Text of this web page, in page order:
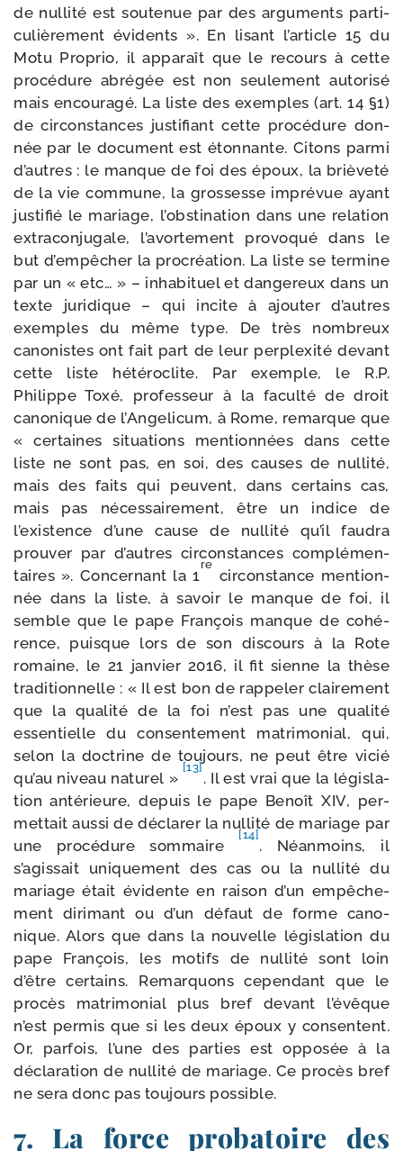
de nul­li­té est sou­te­nue par des argu­ments par­ti­
cu­liè­re­ment évi­dents ». En lisant l’ar­ticle 15 du
Motu Proprio, il appa­raît que le recours à cette
pro­cé­dure abré­gée est non seule­ment auto­ri­sé
mais encou­ra­gé. La liste des exemples (art. 14 §1)
de cir­cons­tances jus­ti­fiant cette pro­cé­dure don­
née par le docu­ment est éton­nante. Citons par­mi
d’autres : le manque de foi des époux, la briè­ve­té
de la vie com­mune, la gros­sesse impré­vue ayant
jus­ti­fié le mariage, l’obs­ti­na­tion dans une rela­tion
extracon­ju­gale, l’a­vor­te­ment pro­vo­qué dans le
but d’empêcher la pro­créa­tion. La liste se ter­mine
par un « etc… » – inha­bi­tuel et dan­ge­reux dans un
texte juri­dique – qui incite à ajou­ter d’autres
exemples du même type. De très nom­breux
cano­nistes ont fait part de leur per­plexi­té devant
cette liste hété­ro­clite. Par exemple, le R.P.
Philippe Toxé, pro­fes­seur à la facul­té de droit
cano­nique de l’Angelicum, à Rome, remarque que
« cer­taines situa­tions men­tion­nées dans cette
liste ne sont pas, en soi, des causes de nul­li­té,
mais des faits qui peuvent, dans cer­tains cas,
mais pas néces­sai­re­ment, être un indice de
l’existence d’une cause de nul­li­té qu’il fau­dra
prou­ver par d’autres cir­cons­tances com­plé­men­
taires ». Concernant la 1
re
cir­cons­tance men­tion­
née dans la liste, à savoir le manque de foi, il
semble que le pape François manque de cohé­
rence, puisque lors de son dis­cours à la Rote
romaine, le 21 jan­vier 2016, il fit sienne la thèse
tra­di­tion­nelle : « Il est bon de rap­pe­ler clai­re­ment
que la qua­li­té de la foi n’est pas une qua­li­té
essen­tielle du consen­te­ment matri­mo­nial, qui,
selon la doc­trine de tou­jours, ne peut être vicié
qu’au niveau natu­rel »
[13]
. Il est vrai que la légis­la­
tion anté­rieure, depuis le pape Benoît XIV, per­
met­tait aus­si de décla­rer la nul­li­té de mariage par
une pro­cé­dure som­maire
[14]
. Néanmoins, il
s’agissait uni­que­ment des cas ou la nul­li­té du
mariage était évi­dente en rai­son d’un empê­che­
ment diri­mant ou d’un défaut de forme cano­
nique. Alors que dans la nou­velle légis­la­tion du
pape François, les motifs de nul­li­té sont loin
d’être cer­tains. Remarquons cepen­dant que le
pro­cès matri­mo­nial plus bref devant l’évêque
n’est per­mis que si les deux époux y consentent.
Or, par­fois, l’une des par­ties est oppo­sée à la
décla­ra­tion de nul­li­té de mariage. Ce pro­cès bref
ne sera donc pas tou­jours possible.
7. La force probatoire des